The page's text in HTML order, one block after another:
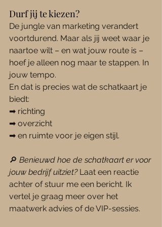
Durf jij te kiezen?
De jungle van marketing verandert
voortdurend. Maar als jij weet waar je
naartoe wilt – en wat jouw route is –
hoef je alleen nog maar te stappen. In
jouw tempo.
En dat is precies wat de schatkaart je
biedt:
➡ richting
➡ overzicht
➡ en ruimte voor je eigen stijl.
🔎 Benieuwd hoe de schatkaart er voor
jouw bedrijf uitziet? Laat een reactie
achter of stuur me een bericht. Ik
vertel je graag meer over het
maatwerk advies of de VIP-sessies.